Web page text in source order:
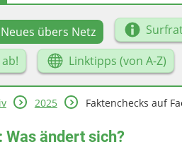
Neues übers Netz
Linktipps (von A-Z)
2025 Faktenchecks auf
ändert sich?